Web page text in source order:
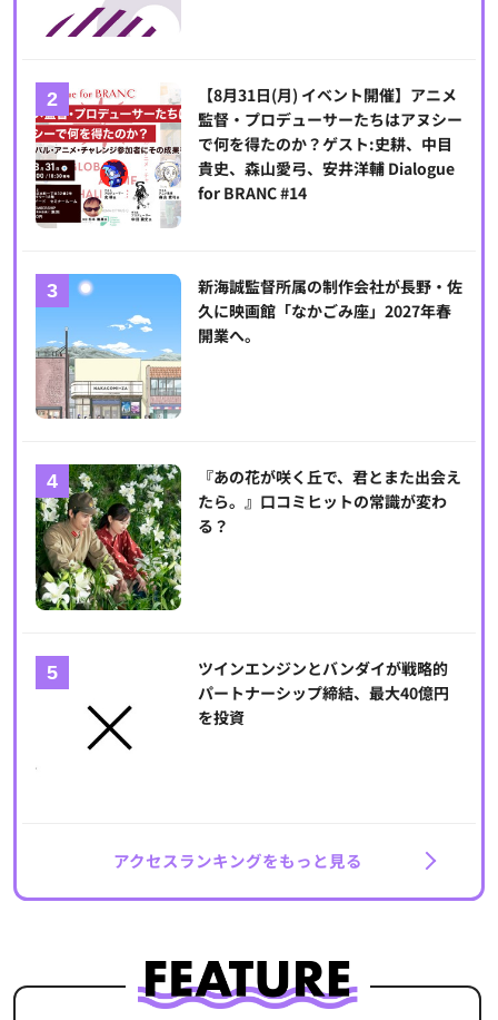
【8月31日(月) イベント開催】アニメ
監督・プロデューサーたちはアヌシー
で何を得たのか？ゲスト:史耕、中目
貴史、森山愛弓、安井洋輔 Dialogue
for BRANC #14
新海誠監督所属の制作会社が長野・佐
久に映画館「なかごみ座」2027年春
開業へ。
『あの花が咲く丘で、君とまた出会え
たら。』口コミヒットの常識が変わ
る？
ツインエンジンとバンダイが戦略的
パートナーシップ締結、最大40億円
を投資
アクセスランキングをもっと見る